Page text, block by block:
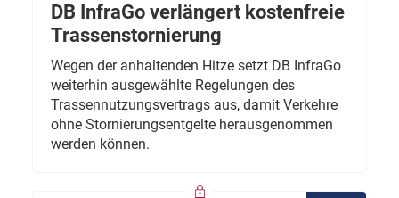
DB InfraGo verlängert kostenfreie
Trassenstornierung
Wegen der anhaltenden Hitze setzt DB InfraGo
weiterhin ausgewählte Regelungen des
Trassennutzungsvertrags aus, damit Verkehre
ohne Stornierungsentgelte herausgenommen
werden können.